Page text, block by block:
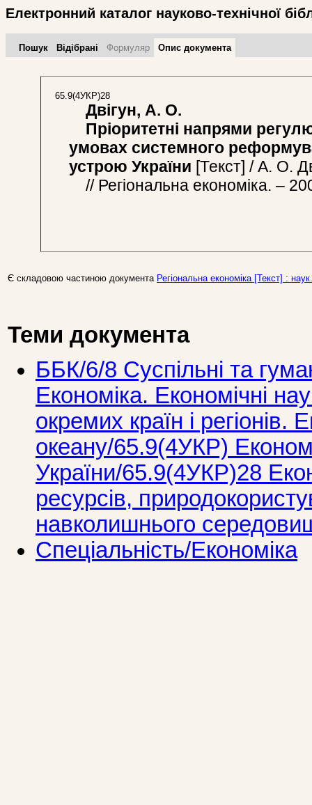
Електронний каталог науково-технічної
Пошук Відібрані Формуляр Опис документа
65.9(4УКР)28
Двігун, А. О.
Пріоритетні напрями
умовах системного
устрою України [Текст] / А. О.
// Регіональна економіка. –
Є складовою частиною документа Регіональна економіка [Текст] :
Теми документа
ББК/6/8 Суспільні та
Економіка. Економічні
окремих країн і регіонів.
океану/65.9(4УКР)
України/65.9(4УКР)28
ресурсів,
навколишнього
Спеціальність/Економіка